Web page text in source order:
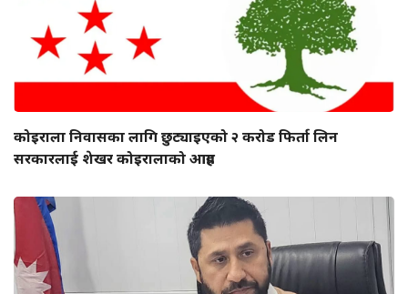
कोइराला निवासका लागि छुट्याइएको २ करोड फिर्ता लिन
सरकारलाई शेखर कोइरालाको आग्रह